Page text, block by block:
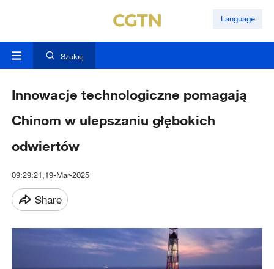
Language
Szukaj
Innowacje technologiczne pomagają
Chinom w ulepszaniu głębokich
odwiertów
09:29:21,19-Mar-2025
Share